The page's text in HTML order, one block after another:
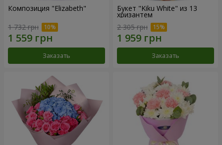
Композиция "Elizabeth"
1 732 грн
Заказать
Букет "Kiku White" из 13
хризантем
2 305 грн
Заказать